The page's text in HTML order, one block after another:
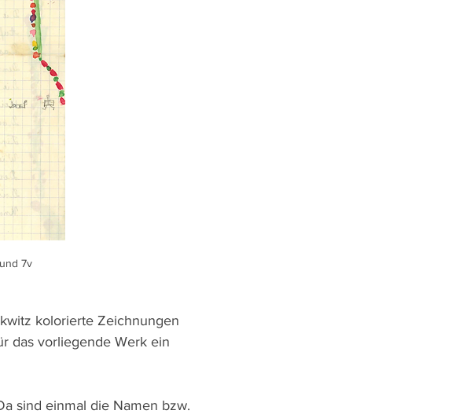
7v
kolorierte Zeichnungen
das vorliegende Werk ein
sind einmal die Namen bzw.